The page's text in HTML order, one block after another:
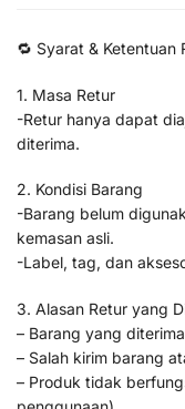
🔁 Syarat & Ketentuan
1. Masa Retur
-Retur hanya dapat
diterima.
2. Kondisi Barang
-Barang belum
kemasan asli.
-Label, tag, dan
3. Alasan Retur yang
– Barang yang
– Salah kirim barang
– Produk tidak